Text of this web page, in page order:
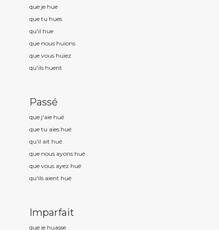
que je hue
que tu hues
qu'il hue
que nous huions
que vous huiez
qu'ils huent
Passé
que j'aie hué
que tu aies hué
qu'il ait hué
que nous ayons hué
que vous ayez hué
qu'ils aient hué
Imparfait
que je huasse